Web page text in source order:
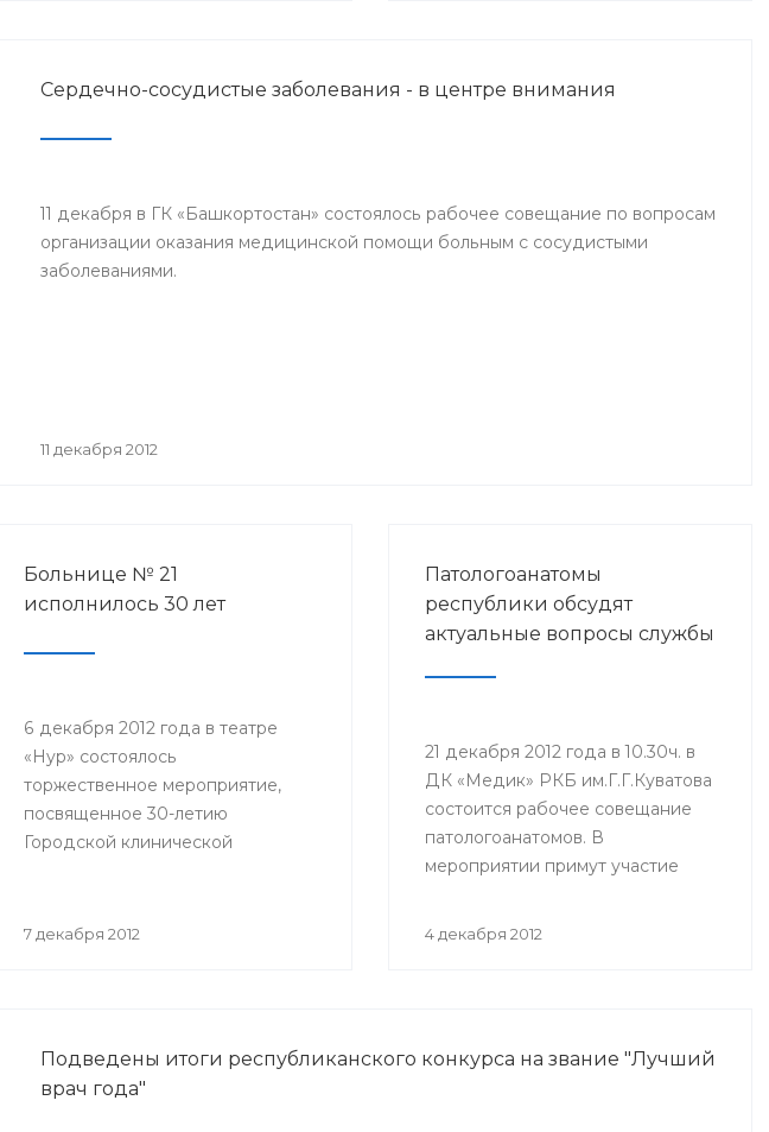
работников здравоохранения
Сердечно-сосудистые заболевания - в центре внимания
11 декабря в ГК «Башкортостан» состоялось рабочее совещание по вопросам
организации оказания медицинской помощи больным с сосудистыми
заболеваниями.
11 декабря 2012
Больнице № 21
исполнилось 30 лет
6 декабря 2012 года в театре
«Нур» состоялось
торжественное мероприятие,
посвященное 30-летию
Городской клинической
7 декабря 2012
Патологоанатомы
республики обсудят
актуальные вопросы службы
21 декабря 2012 года в 10.30ч. в
ДК «Медик» РКБ им.Г.Г.Куватова
состоится рабочее совещание
патологоанатомов. В
мероприятии примут участие
патологоанатомическую службу
4 декабря 2012
Подведены итоги республиканского конкурса на звание "Лучший
врач года"